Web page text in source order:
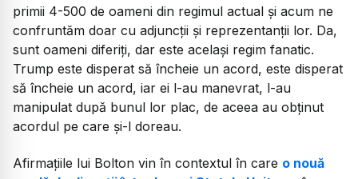
primii 4-500 de oameni din regimul actual și acum ne
confruntăm doar cu adjuncții și reprezentanții lor. Da,
sunt oameni diferiți, dar este același regim fanatic.
Trump este disperat să încheie un acord, este disperat
să încheie un acord, iar ei l-au manevrat, l-au
manipulat după bunul lor plac, de aceea au obținut
acordul pe care și-l doreau.
Afirmațiile lui Bolton vin în contextul în care o nouă